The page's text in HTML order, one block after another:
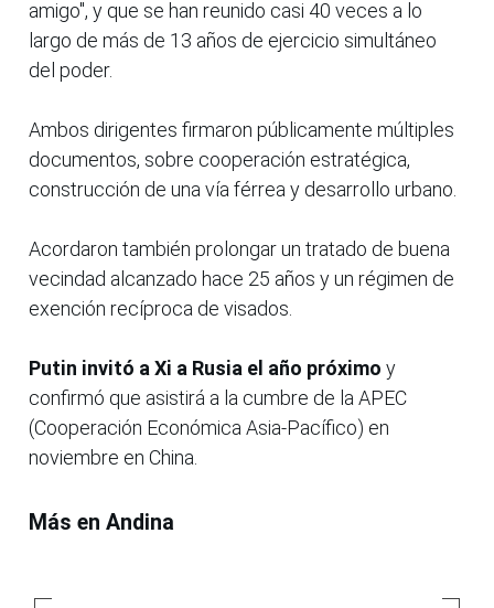
amigo", y que se han reunido casi 40 veces a lo
largo de más de 13 años de ejercicio simultáneo
del poder.
Ambos dirigentes firmaron públicamente múltiples
documentos, sobre cooperación estratégica,
construcción de una vía férrea y desarrollo urbano.
Acordaron también prolongar un tratado de buena
vecindad alcanzado hace 25 años y un régimen de
exención recíproca de visados.
Putin invitó a Xi a Rusia el año próximo y
confirmó que asistirá a la cumbre de la APEC
(Cooperación Económica Asia-Pacífico) en
noviembre en China.
Más en Andina